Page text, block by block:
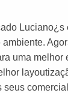
Luciano¿s
uma melhor
seus